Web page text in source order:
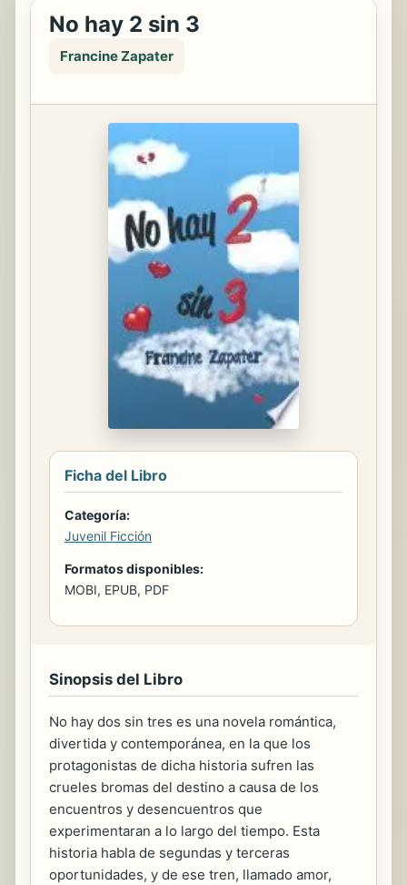
No hay 2 sin 3
Francine Zapater
Ficha del Libro
Categoría:
Juvenil Ficción
Formatos disponibles:
MOBI, EPUB, PDF
Sinopsis del Libro
No hay dos sin tres es una novela romántica,
divertida y contemporánea, en la que los
protagonistas de dicha historia sufren las
crueles bromas del destino a causa de los
encuentros y desencuentros que
experimentaran a lo largo del tiempo. Esta
historia habla de segundas y terceras
oportunidades, y de ese tren, llamado amor,